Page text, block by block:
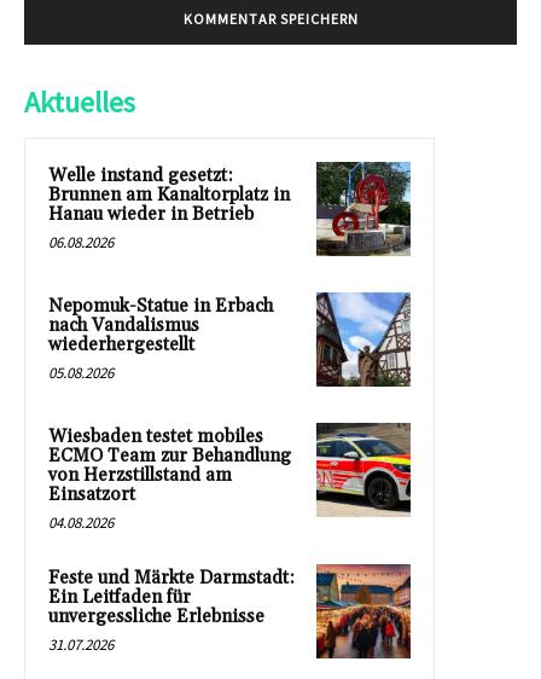
Aktuelles
Welle instand gesetzt:
Brunnen am Kanaltorplatz in
Hanau wieder in Betrieb
06.08.2026
Nepomuk-Statue in Erbach
nach Vandalismus
wiederhergestellt
05.08.2026
Wiesbaden testet mobiles
ECMO Team zur Behandlung
von Herzstillstand am
Einsatzort
04.08.2026
Feste und Märkte Darmstadt:
Ein Leitfaden für
unvergessliche Erlebnisse
31.07.2026